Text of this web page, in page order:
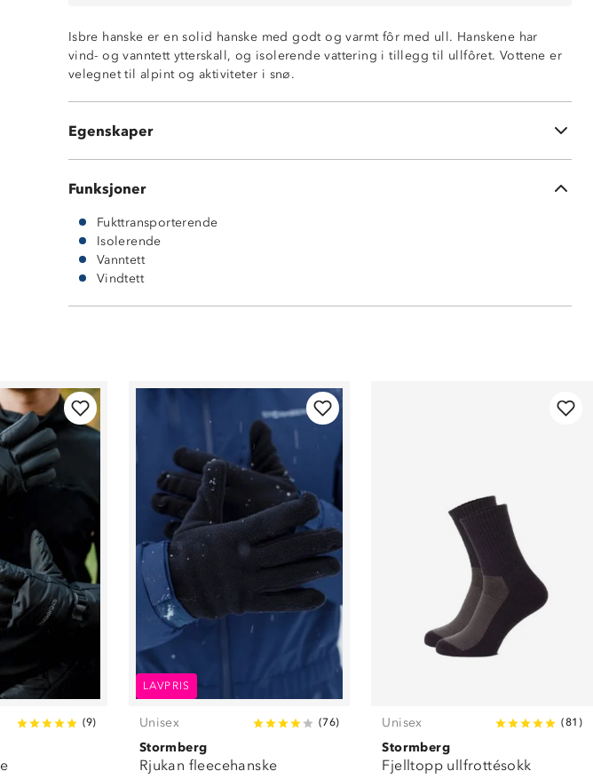
Isbre hanske er en solid hanske med godt og varmt fôr med ull. Hanskene har
vind- og vanntett ytterskall, og isolerende vattering i tillegg til ullfôret. Vottene er
velegnet til alpint og aktiviteter i snø.
Egenskaper
Vind- og vanntett,
10 000 mm vannsøyle
Stramming i håndledd
Ytterskall med 2-veis stretch: 96% polyester, 4% spandex
Funksjoner
Fukttransporterende
Isolerende
Vanntett
Vindtett
(9)
LAVPRIS
Unisex (76)
Stormberg
Rjukan fleecehanske
Unisex (81 )
Stormberg
Fjelltopp ullfrottésokk